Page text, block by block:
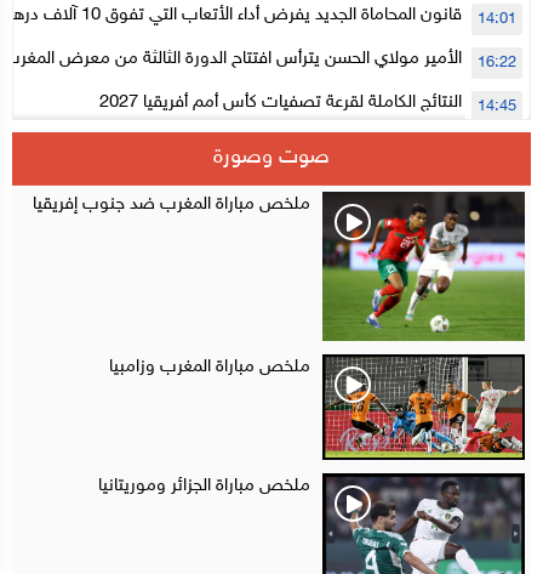
المستوى الأول
قانون المحاماة الجديد يفرض أداء الأتعاب التي تفوق 10 آلاف درهم بالشيك 14:01
الأمير مولاي الحسن يترأس افتتاح الدورة الثالثة من معرض المغرب
الإلكترونية
16:22
النتائج الكاملة لقرعة تصفيات كأس أمم أفريقيا 2027 14:45
سلا.. توقيف ثلاثة مروجين وحجز أكثر من 4300 قرص مخدر وكوكايين وإكستازي
أقراص مهلوسة داخل فضاء للشيشة تستنفر شرطة أكادير 12:48
صوت وصورة
ملخص مباراة المغرب ضد جنوب إفريقيا
ملخص مباراة المغرب وزامبيا
ملخص مباراة الجزائر وموريتانيا